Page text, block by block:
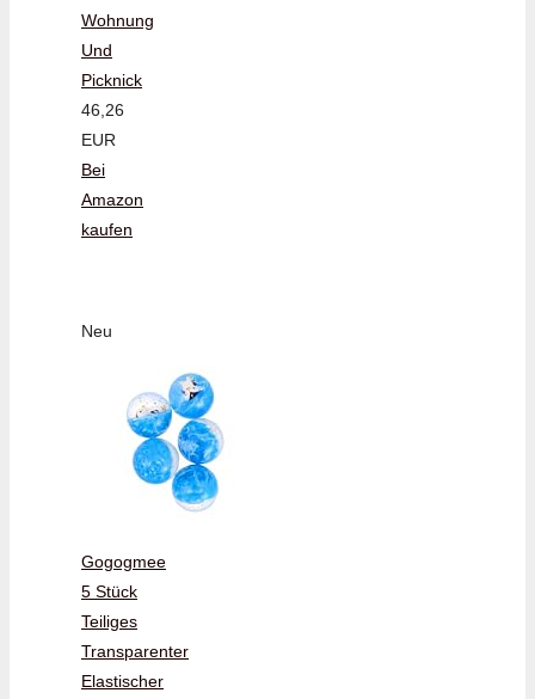
Wohnung
Und
Picknick
46,26
EUR
Bei
Amazon
kaufen
Neu
Gogogmee
5 Stück
Teiliges
Transparenter
Elastischer